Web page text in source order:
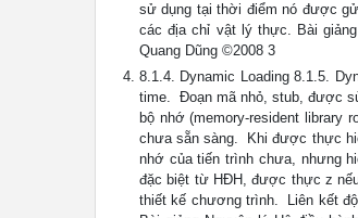
sử dụng tại thời điểm nó được
các địa chỉ vật lý thực. Bài giảng
Quang Dũng ©2008 3
8.1.4. Dynamic Loading 8.1.5.
time.  Đoạn mã nhỏ, stub, được
bộ nhớ (memory-resident library
chưa sẵn sàng.  Khi được thực
nhớ của tiến trình chưa, nhưng
đặc biệt từ HĐH, được thực z
thiết kế chương trình.  Liên kết